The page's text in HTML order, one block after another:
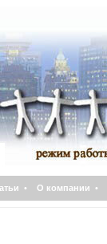
• О компании •